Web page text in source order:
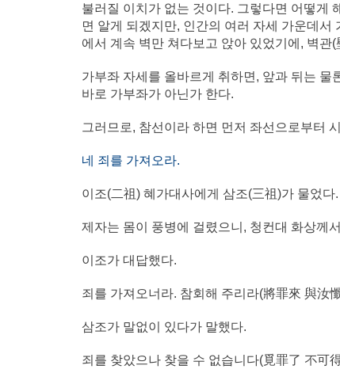
불러질 이치가 없는 것이다. 그렇다면 어떻게
면 알게 되겠지만, 인간의 여러 자세 가운데
에서 계속 벽만 쳐다보고 앉아 있었기에, 벽
가부좌 자세를 올바르게 취하면, 앞과 뒤는 물
바로 가부좌가 아닌가 한다.
그러므로, 참선이라 하면 먼저 좌선으로부터
네 죄를 가져오라.
이조(二祖) 혜가대사에게 삼조(三祖)가 물었다.
제자는 몸이 풍병에 걸렸으니, 청컨대 화상께
이조가 대답했다.
죄를 가져오너라. 참회해 주리라(將罪來 與汝
삼조가 말없이 있다가 말했다.
죄를 찾았으나 찾을 수 없습니다(覓罪了 不可